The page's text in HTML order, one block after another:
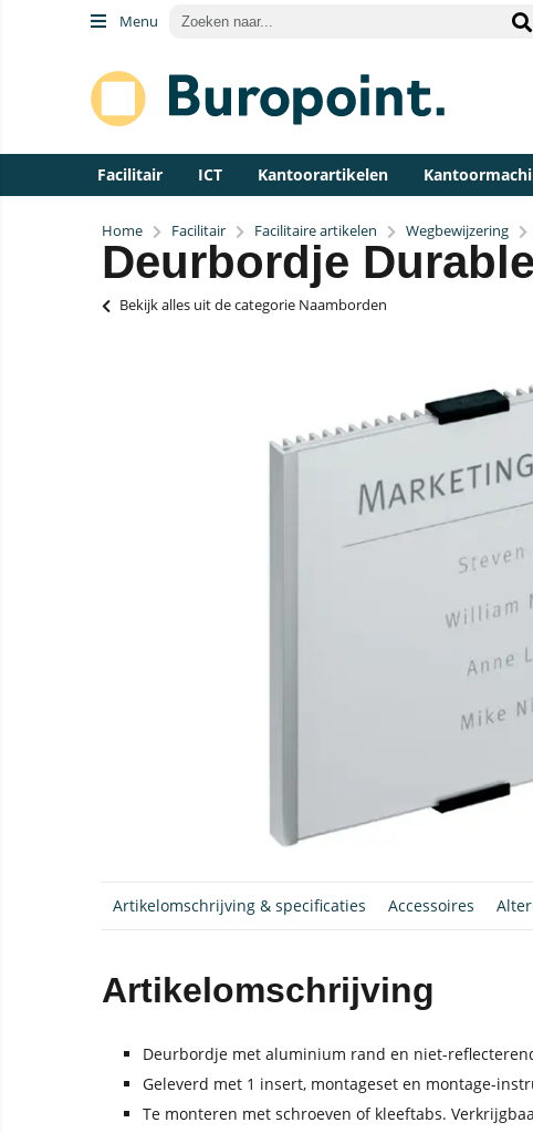
Menu
Facilitair ICT Kantoorartikelen
Home Facilitair Facilitaire artikelen Wegbewijzering
Deurbordje
Bekijk alles uit de categorie Naamborden
Artikelomschrijving & specificaties Accessoires
Artikelomschrijving
Deurbordje met aluminium rand en niet-
Geleverd met 1 insert, montageset en montage-
Te monteren met schroeven of kleeftabs.